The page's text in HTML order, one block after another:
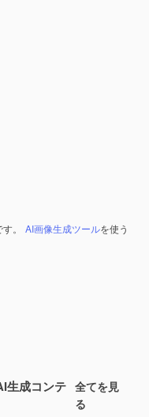
。 AI画像生成ツールを使う
生成コンテ 全てを見
る